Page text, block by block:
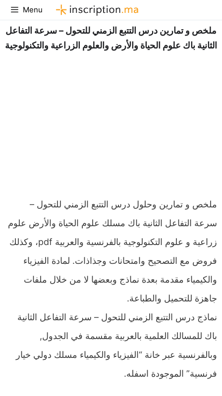
Aller
au
contenu
Menu
ملخص و تمارين درس التتبع الزمني للتحول – سرعة التفاعل
الثانية باك علوم الحياة والأرض والعلوم الزراعية والتكنولوجية
ملخص و تمارين وحلول درس التتبع الزمني للتحول –
سرعة التفاعل الثانية باك مسلك علوم الحياة والأرض علوم
زراعية و علوم التكنولوجية بالفرنسية والعربية pdf، وكذلك
فروض مع التصحيح وامتحانات وجذاذات. لمادة الفيزياء
والكيمياء مقدمة بعدة نماذج وبعضها لا من خلال ملفات
جاهزة للتحميل والطباعة.
نماذج درس التتبع الزمني للتحول – سرعة التفاعل الثانية
باك للمسالك العلمية بالعربية مقسمة في الجدول,
وبالفرنسية عبر خانة “الفيزياء والكيمياء مسلك دولي خيار
فرنسية” الموجودة اسفله.